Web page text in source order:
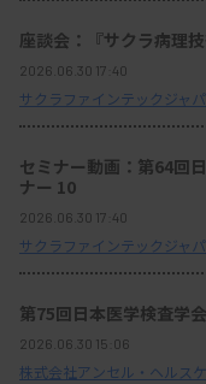
座談会：『サクラ病理
2026.06.30 17:40
サクラファインテックジャ
セミナー動画：第64回
ナー 10
2026.06.30 17:40
サクラファインテックジャ
第75回日本医学検査学
2026.06.30 15:06
株式会社アンセル・ヘルス